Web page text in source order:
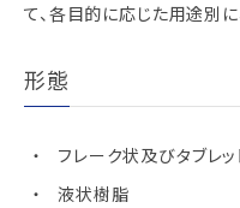
て、各目的に応じた用途別に
形態
フレーク状及びタブレッ
液状樹脂